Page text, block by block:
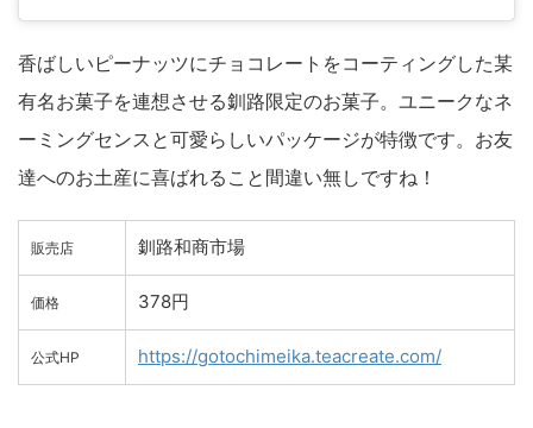
香ばしいピーナッツにチョコレートをコーティングした某
有名お菓子を連想させる釧路限定のお菓子。ユニークなネ
ーミングセンスと可愛らしいパッケージが特徴です。お友
達へのお土産に喜ばれること間違い無しですね！
販売店 釧路和商市場
価格 378円
公式HP https://gotochimeika.teacreate.com/